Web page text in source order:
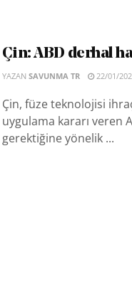
Çin: ABD derhal
YAZAN SAVUNMA TR 22/01/
Çin, füze teknolojisi
uygulama kararı veren
gerektiğine yönelik ...